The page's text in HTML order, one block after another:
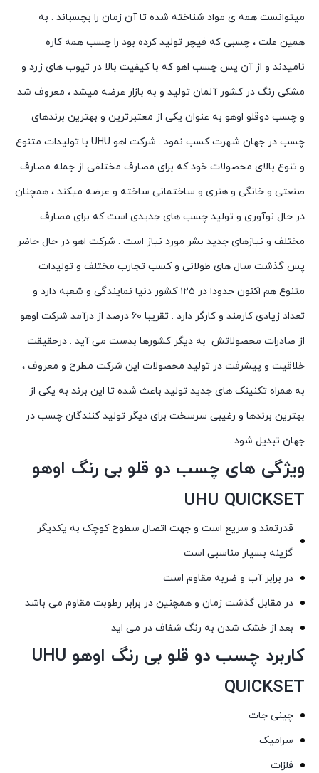
میتوانست همه ی مواد شناخته شده تا آن زمان را بچسباند . به
همین علت ، چسبی که فیچر تولید کرده بود را چسب همه کاره
نامیدند و از آن پس چسب اهو که با کیفیت بالا در تیوب های زرد و
مشکی رنگ در کشور آلمان تولید و به بازار عرضه میشد ، معروف شد
و چسب دوقلو اوهو به عنوان یکی از معتبرترین و بهترین برندهای
چسب در جهان شهرت کسب نمود . شرکت اهو UHU با تولیدات متنوع
و تنوع بالای محصولات خود که برای مصارف مختلفی از جمله مصارف
صنعتی و خانگی و هنری و ساختمانی ساخته و عرضه میکند ، همچنان
در حال نوآوری و تولید چسب های جدیدی است که برای مصارف
مختلف و نیازهای جدید بشر مورد نیاز است . شرکت اهو در حال حاضر
پس گذشت سال های طولانی و کسب تجارب مختلف و تولیدات
متنوع هم اکنون حدودا در ۱۲۵ کشور دنیا نمایندگی و شعبه دارد و
تعداد زیادی کارمند و کارگر دارد . تقریبا ۶۰ درصد از درآمد شرکت اوهو
از صادرات محصولاتش به دیگر کشورها بدست می آید . درحقیقت
خلاقیت و پیشرفت در تولید محصولات این شرکت مطرح و معروف ،
به همراه تکنینک های جدید تولید باعث شده تا این برند به یکی از
بهترین برندها و رغیبی سرسخت برای دیگر تولید کنندگان چسب در
جهان تبدیل شود .
ویژگی های چسب دو قلو بی رنگ اوهو
UHU QUICKSET
قدرتمند و سریع است و جهت اتصال سطوح کوچک به یکدیگر
گزینه بسیار مناسبی است
در برابر آب و ضربه مقاوم است
در مقابل گذشت زمان و همچنین در برابر رطوبت مقاوم می باشد
بعد از خشک شدن به رنگ شفاف در می اید
کاربرد چسب دو قلو بی رنگ اوهو UHU
QUICKSET
چینی جات
سرامیک
فلزات